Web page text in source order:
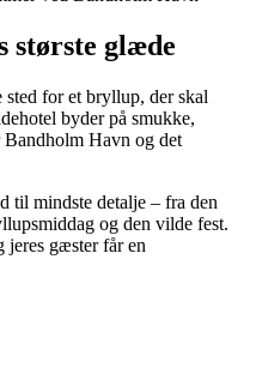
største glæde
for et bryllup, der skal
byder på smukke,
Bandholm Havn og det
til mindste detalje – fra den
og den vilde fest.
jeres gæster får en